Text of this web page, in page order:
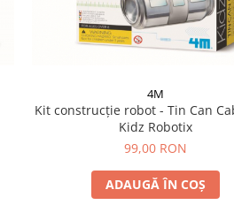
4M
Kit construcție robot - Tin Can
Kidz Robotix
99,00 RON
ADAUGĂ ÎN COȘ